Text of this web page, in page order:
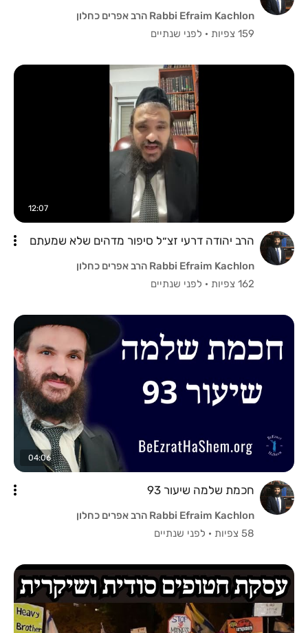
Rabbi Efraim Kachlon הרב אפרים כחלון
159 צפיות
· לפני שנתיים
12:07
הרב יהודה דרעי זצ״ל סיפור מדהים שלא שמעתם
Rabbi Efraim Kachlon הרב אפרים כחלון
162 צפיות
· לפני שנתיים
04:06
חכמת שלמה שיעור 93
Rabbi Efraim Kachlon הרב אפרים כחלון
58 צפיות
· לפני שנתיים